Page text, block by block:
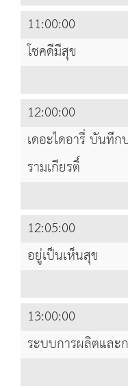
11:00:00
โชคดีมีสุข
12:00:00
เดอะไดอารี่ บันทึ
รามเกียรติ์
12:05:00
อยู่เป็นเห็นสุข
13:00:00
ระบบการผลิตและ